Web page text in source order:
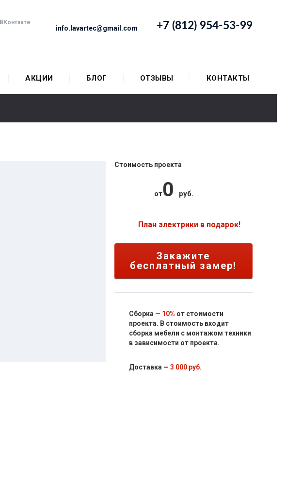
info.lavartec@gmail.com +7 (812) 954-53-99
ВКонтакте
АКЦИИ БЛОГ ОТЗЫВЫ КОНТАКТЫ
Стоимость проекта
от0 руб.
План электрики в подарок!
Закажите
бесплатный замер!
Сборка — 10% от стоимости
проекта. В стоимость входит
сборка мебели с монтажом техники
в зависимости от проекта.
Доставка — 3 000 руб.